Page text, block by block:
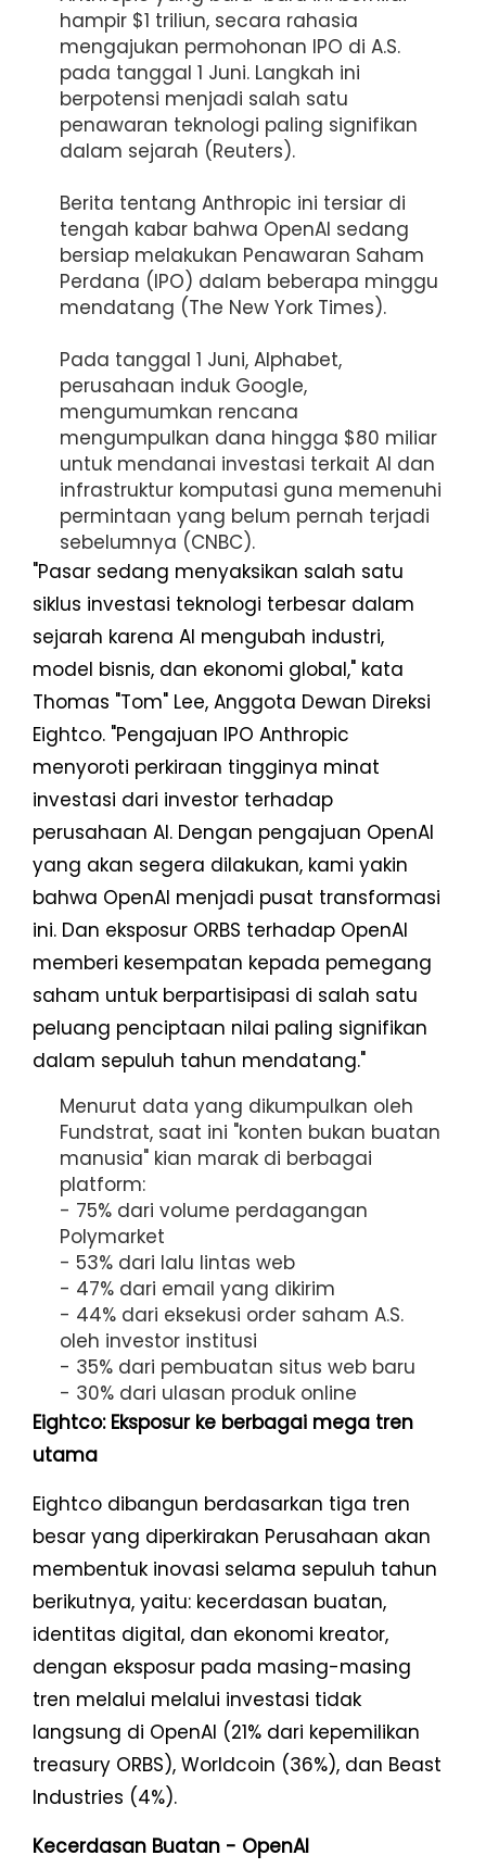
hampir $1 triliun, secara rahasia
mengajukan permohonan IPO di A.S.
pada tanggal 1 Juni. Langkah ini
berpotensi menjadi salah satu
penawaran teknologi paling signifikan
dalam sejarah (Reuters).
Berita tentang Anthropic ini tersiar di
tengah kabar bahwa OpenAI sedang
bersiap melakukan Penawaran Saham
Perdana (IPO) dalam beberapa minggu
mendatang (The New York Times).
Pada tanggal 1 Juni, Alphabet,
perusahaan induk Google,
mengumumkan rencana
mengumpulkan dana hingga $80 miliar
untuk mendanai investasi terkait AI dan
infrastruktur komputasi guna memenuhi
permintaan yang belum pernah terjadi
sebelumnya (CNBC).
"Pasar sedang menyaksikan salah satu
siklus investasi teknologi terbesar dalam
sejarah karena AI mengubah industri,
model bisnis, dan ekonomi global," kata
Thomas "Tom" Lee, Anggota Dewan Direksi
Eightco. "Pengajuan IPO Anthropic
menyoroti perkiraan tingginya minat
investasi dari investor terhadap
perusahaan AI. Dengan pengajuan OpenAI
yang akan segera dilakukan, kami yakin
bahwa OpenAI menjadi pusat transformasi
ini. Dan eksposur ORBS terhadap OpenAI
memberi kesempatan kepada pemegang
saham untuk berpartisipasi di salah satu
peluang penciptaan nilai paling signifikan
dalam sepuluh tahun mendatang."
Menurut data yang dikumpulkan oleh
Fundstrat, saat ini "konten bukan buatan
manusia" kian marak di berbagai
platform:
- 75% dari volume perdagangan
Polymarket
- 53% dari lalu lintas web
- 47% dari email yang dikirim
- 44% dari eksekusi order saham A.S.
oleh investor institusi
- 35% dari pembuatan situs web baru
- 30% dari ulasan produk online
Eightco: Eksposur ke berbagai mega tren
utama
Eightco dibangun berdasarkan tiga tren
besar yang diperkirakan Perusahaan akan
membentuk inovasi selama sepuluh tahun
berikutnya, yaitu: kecerdasan buatan,
identitas digital, dan ekonomi kreator,
dengan eksposur pada masing-masing
tren melalui melalui investasi tidak
langsung di OpenAI (21% dari kepemilikan
treasury ORBS), Worldcoin (36%), dan Beast
Industries (4%).
Kecerdasan Buatan - OpenAI